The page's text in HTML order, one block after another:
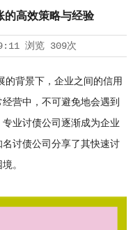
的高效策略与经验
浏览 309次
背景下，企业之间的信用
营中，不可避免地会遇到
专业讨债公司 逐渐成为企业
讨债公司分享了其快速讨
。